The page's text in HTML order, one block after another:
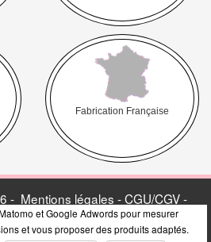
et Google Adwords pour mesurer
et vous proposer des produits adaptés.
Fabrication Française
- Mentions légales - CGU/CGV -
-Avis Clients & Presse-Blog